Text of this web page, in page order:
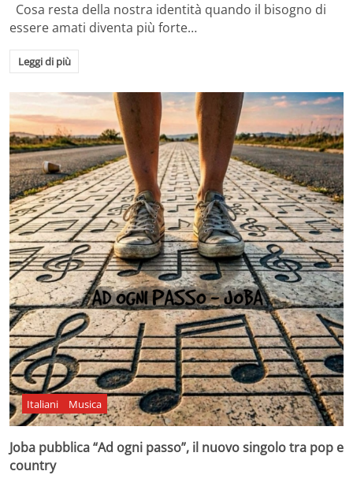
Cosa resta della nostra identità quando il bisogno di
essere amati diventa più forte…
Leggi di più
Italiani Musica
Joba pubblica “Ad ogni passo”, il nuovo singolo tra pop e
country